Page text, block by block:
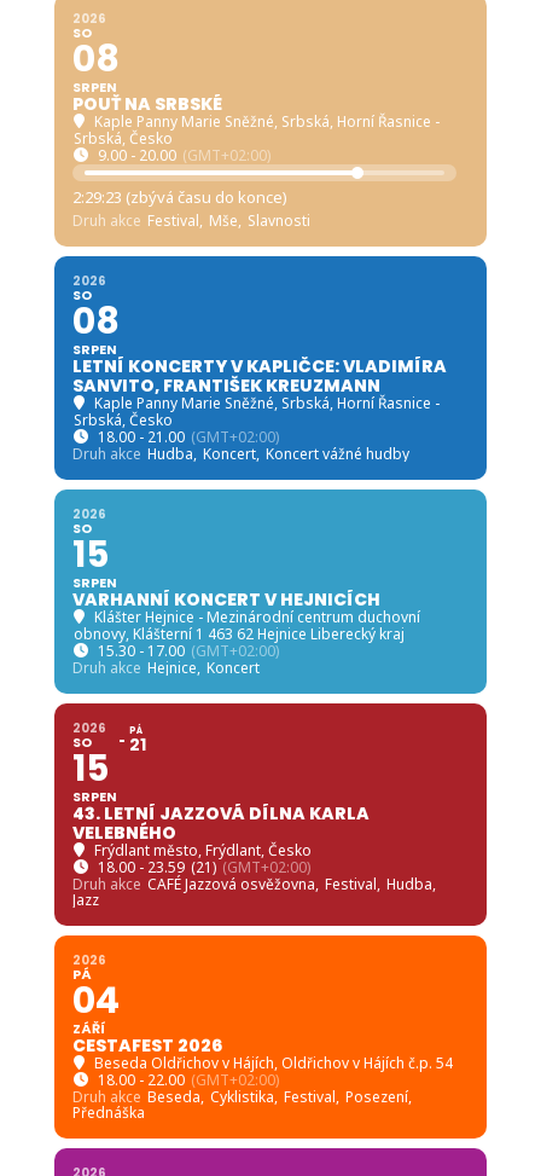
2026
SO
08
SRPEN
POUŤ NA SRBSKÉ
Kaple Panny Marie Sněžné, Srbská, Horní Řasnice -
Srbská, Česko
9.00 - 20.00 (GMT+02:00)
2:29:22 (zbývá času do konce)
Druh akce Festival, Mše, Slavnosti
2026
SO
08
SRPEN
LETNÍ KONCERTY V KAPLIČCE: VLADIMÍRA
SANVITO, FRANTIŠEK KREUZMANN
Kaple Panny Marie Sněžné, Srbská, Horní Řasnice -
Srbská, Česko
18.00 - 21.00 (GMT+02:00)
Druh akce Hudba, Koncert, Koncert vážné hudby
2026
SO
15
SRPEN
VARHANNÍ KONCERT V HEJNICÍCH
Klášter Hejnice - Mezinárodní centrum duchovní
obnovy, Klášterní 1 463 62 Hejnice Liberecký kraj
15.30 - 17.00 (GMT+02:00)
Druh akce Hejnice, Koncert
2026
SO
15
SRPEN
PÁ
21
43. LETNÍ JAZZOVÁ DÍLNA KARLA
VELEBNÉHO
Frýdlant město, Frýdlant, Česko
18.00 - 23.59 (21) (GMT+02:00)
Druh akce CAFÉ Jazzová osvěžovna, Festival, Hudba,
Jazz
2026
PÁ
04
ZÁŘÍ
CESTAFEST 2026
Beseda Oldřichov v Hájích, Oldřichov v Hájích č.p. 54
18.00 - 22.00 (GMT+02:00)
Druh akce Beseda, Cyklistika, Festival, Posezení,
Přednáška
2026